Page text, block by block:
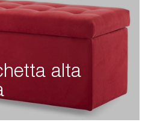
alta